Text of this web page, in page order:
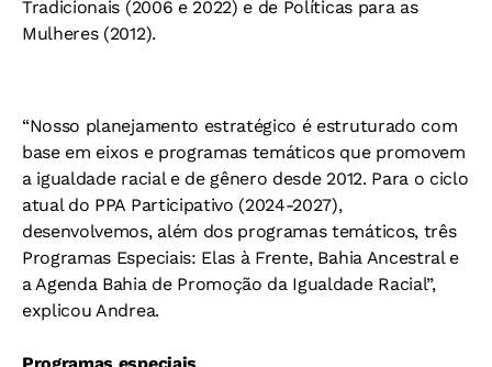
Tradicionais (2006 e 2022) e de Políticas para as
Mulheres (2012).
“Nosso planejamento estratégico é estruturado com
base em eixos e programas temáticos que promovem
a igualdade racial e de gênero desde 2012. Para o ciclo
atual do PPA Participativo (2024-2027),
desenvolvemos, além dos programas temáticos, três
Programas Especiais: Elas à Frente, Bahia Ancestral e
a Agenda Bahia de Promoção da Igualdade Racial”,
explicou Andrea.